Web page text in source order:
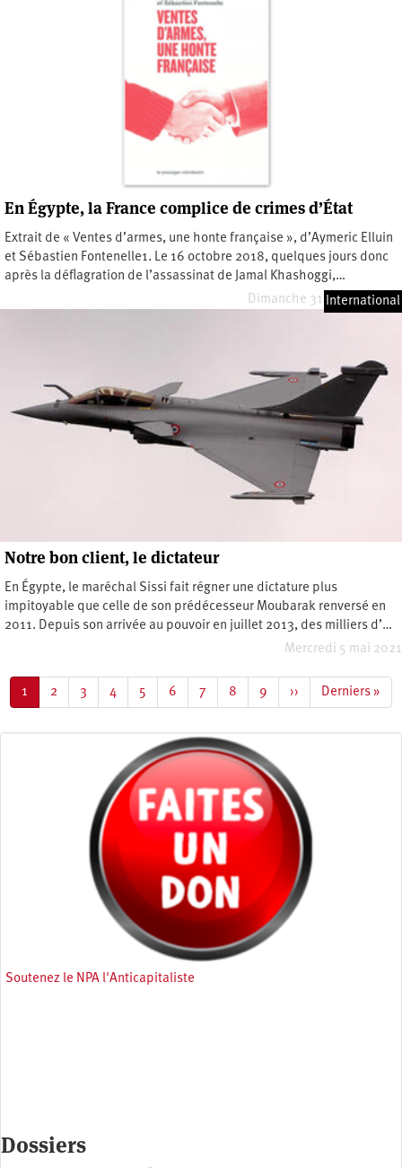
En Égypte, la France complice de crimes d’État
Extrait de « Ventes d’armes, une honte française », d’Aymeric Elluin
et Sébastien Fontenelle1. Le 16 octobre 2018, quelques jours donc
après la déflagration de l’assassinat de Jamal Khashoggi,…
Dimanche 31 octobre 2021
International
Notre bon client, le dictateur
En Égypte, le maréchal Sissi fait régner une dictature plus
impitoyable que celle de son prédécesseur Moubarak renversé en
2011. Depuis son arrivée au pouvoir en juillet 2013, des milliers d’…
Mercredi 5 mai 2021
Page
courante
1 Page
2 Page
3 Page
4 Page
5 Page
6 Page
7 Page
8 Page
9
Page
suivante
››
Dernière
page
Derniers »
Soutenez le NPA l'Anticapitaliste
Dossiers